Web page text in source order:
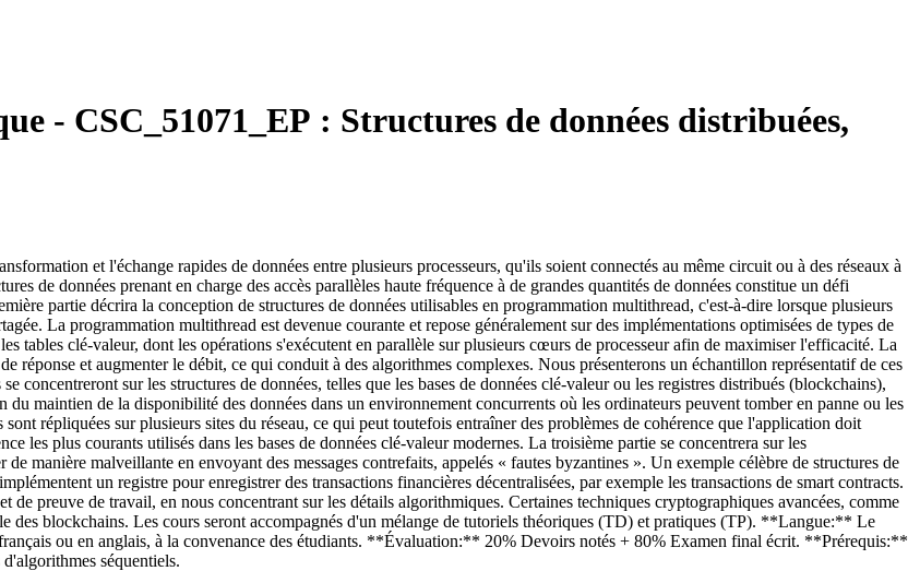
- CSC_51071_EP : Structures de données distribuées,
et l'échange rapides de données entre plusieurs processeurs, qu'ils soient connectés au même circuit ou à des réseaux à
de données prenant en charge des accès parallèles haute fréquence à de grandes quantités de données constitue un défi
partie décrira la conception de structures de données utilisables en programmation multithread, c'est-à-dire lorsque plusieurs
La programmation multithread est devenue courante et repose généralement sur des implémentations optimisées de types de
tables clé-valeur, dont les opérations s'exécutent en parallèle sur plusieurs cœurs de processeur afin de maximiser l'efficacité. La
réponse et augmenter le débit, ce qui conduit à des algorithmes complexes. Nous présenterons un échantillon représentatif de ces
concentreront sur les structures de données, telles que les bases de données clé-valeur ou les registres distribués (blockchains),
maintien de la disponibilité des données dans un environnement concurrents où les ordinateurs peuvent tomber en panne ou les
répliquées sur plusieurs sites du réseau, ce qui peut toutefois entraîner des problèmes de cohérence que l'application doit
les plus courants utilisés dans les bases de données clé-valeur modernes. La troisième partie se concentrera sur les
manière malveillante en envoyant des messages contrefaits, appelés « fautes byzantines ». Un exemple célèbre de structures de
un registre pour enregistrer des transactions financières décentralisées, par exemple les transactions de smart contracts.
de preuve de travail, en nous concentrant sur les détails algorithmiques. Certaines techniques cryptographiques avancées, comme
des blockchains. Les cours seront accompagnés d'un mélange de tutoriels théoriques (TD) et pratiques (TP). **Langue:** Le
ou en anglais, à la convenance des étudiants. **Évaluation:** 20% Devoirs notés + 80% Examen final écrit. **Prérequis:**
séquentiels.